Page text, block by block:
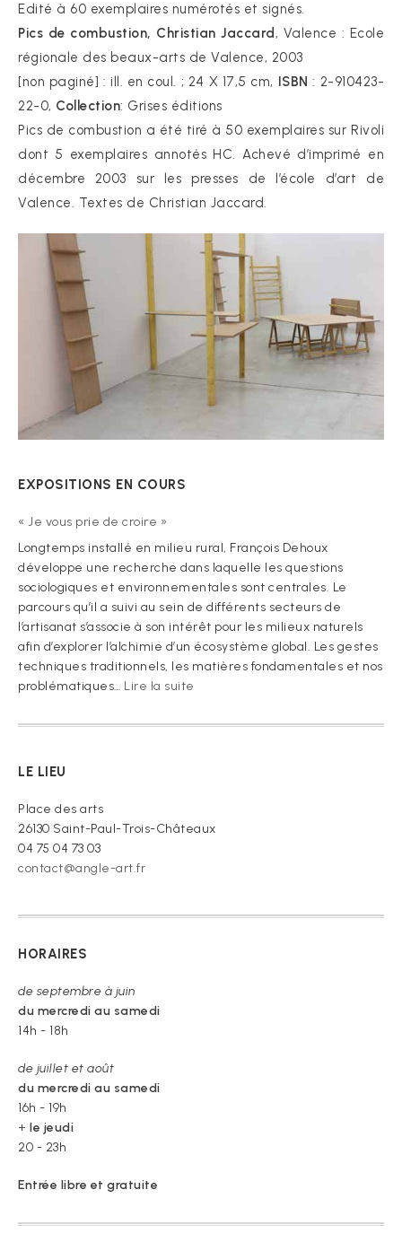
Edité à 60 exemplaires numérotés et signés.
Pics de combustion, Christian Jaccard, Valence : Ecole
régionale des beaux-arts de Valence, 2003
[non paginé] : ill. en coul. ; 24 X 17,5 cm, ISBN : 2-910423-
22-0, Collection: Grises éditions
Pics de combustion a été tiré à 50 exemplaires sur Rivoli
dont 5 exemplaires annotés HC. Achevé d’imprimé en
décembre 2003 sur les presses de l’école d’art de
Valence. Textes de Christian Jaccard.
EXPOSITIONS EN COURS
« Je vous prie de croire »
Longtemps installé en milieu rural, François Dehoux
développe une recherche dans laquelle les questions
sociologiques et environnementales sont centrales. Le
parcours qu’il a suivi au sein de différents secteurs de
l’artisanat s’associe à son intérêt pour les milieux naturels
afin d’explorer l’alchimie d’un écosystème global. Les gestes
techniques traditionnels, les matières fondamentales et nos
problématiques… Lire la suite
vous
LE LIEU
Place des arts
26130 Saint-Paul-Trois-Châteaux
04 75 04 73 03
contact@angle-art.fr
HORAIRES
de septembre à juin
du mercredi au samedi
14h - 18h
de juillet et août
du mercredi au samedi
16h - 19h
+ le jeudi
20 - 23h
Entrée libre et gratuite